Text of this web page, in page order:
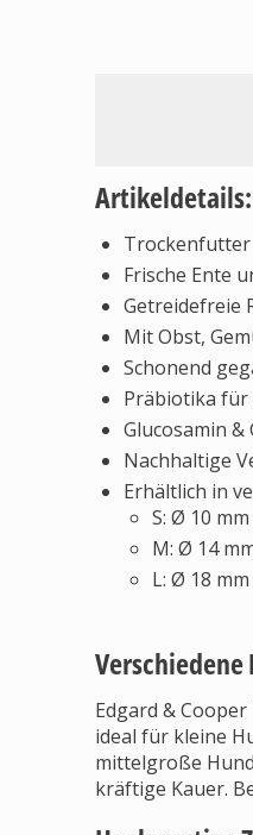
Artikeldetails:
Trockenfutter
Frische Ente
Getreidefreie
Mit Obst,
Schonend
Präbiotika für
Glucosamin
Nachhaltige
Erhältlich in
S: Ø 10
M: Ø 14
L: Ø 18
Edgard &
ideal für kleine
mittelgroße
kräftige Kauer.